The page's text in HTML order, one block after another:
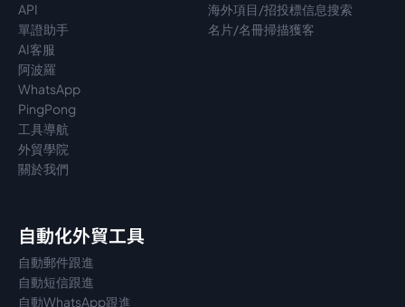
API
單證助手
AI客服
阿波羅
WhatsApp
PingPong
工具導航
外貿學院
關於我們
海外項目/招投標信息搜索
名片/名冊掃描獲客
自動化外貿工具
自動郵件跟進
自動短信跟進
自動WhatsApp跟進